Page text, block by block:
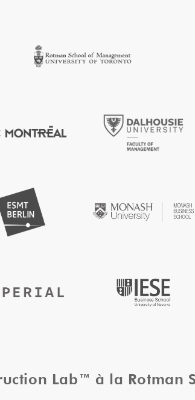
Lab™ à la Rotman